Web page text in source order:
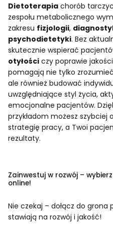
Dietoterapia chorób
zespołu metabolicznego
zakresu fizjologii,
psychodietetyki. Bez
skutecznie wspierać
otyłości czy poprawie
pomagają nie tylko
ale również budować
uwzględniające styl życia,
emocjonalne pacjentów.
przykładom możesz
strategię pracy, a Twoi
rezultaty.
Zainwestuj w rozwój –
online!
Nie czekaj – dołącz do
stawiają na rozwój i jakość!